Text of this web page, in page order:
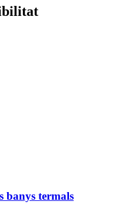
banys termals